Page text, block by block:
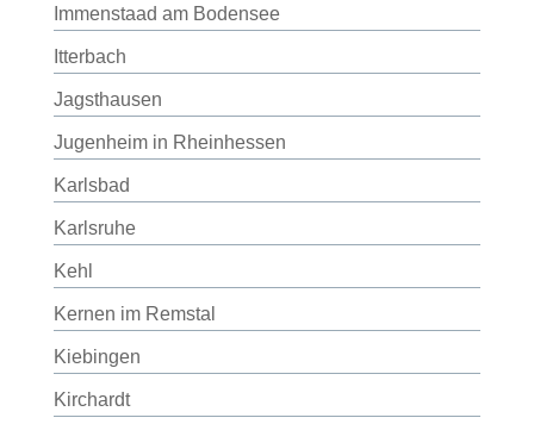
Immenstaad am Bodensee
Itterbach
Jagsthausen
Jugenheim in Rheinhessen
Karlsbad
Karlsruhe
Kehl
Kernen im Remstal
Kiebingen
Kirchardt